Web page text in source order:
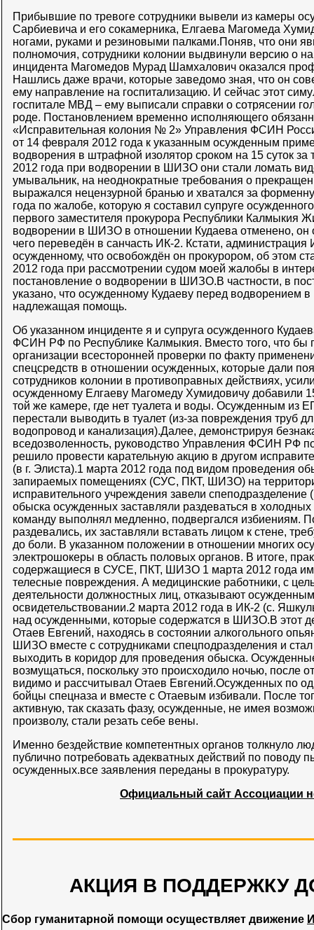
Прибывшие по тревоге сотрудники вывели из камеры
Сарбиевича и его сокамерника, Елгаева Магомеда
ногами, руками и резиновыми палками.Поняв, что они
полномочия, сотрудники колонии выдвинули версию о
инцидента Магомедов Мурад Шамхалович оказался
Нашлись даже врачи, которые заведомо зная, что он
ему направление на госпитализацию. И сейчас этот
госпитале МВД – ему выписали справки о сотрясении
роде. Постановлением временно исполняющего
«Исправительная колония № 2» Управления ФСИН
от 14 февраля 2012 года к указанным осужденным
водворения в штрафной изолятор сроком на 15 суток за
2012 года при водворении в ШИЗО они стали ломать
умывальник, на неоднократные требования о
выражался нецензурной бранью и хватался за
года по жалобе, которую я составил супруге
первого заместителя прокурора Республики Калмыкия
водворении в ШИЗО в отношении Кудаева отменено,
чего переведён в санчасть ИК-2. Кстати,
осужденному, что освобождён он прокурором, об этом
2012 года при рассмотрении судом моей жалобы в
постановление о водворении в ШИЗО.В частности, в
указано, что осужденному Кудаеву перед водворением
надлежащая помощь.
Об указанном инциденте я и супруга осужденного
ФСИН РФ по Республике Калмыкия. Вместо того, что бы
организации всесторонней проверки по факту
спецсредств в отношении осужденных, которые дали
сотрудников колонии в противоправных действиях,
осужденному Елгаеву Магомеду Хумидовичу добавили
той же камере, где нет туалета и воды. Осужденным из
перестали выводить в туалет (из-за повреждения труб
водопровод и канализация).Далее, демонстрируя
вседозволенность, руководство Управления ФСИН РФ
решило провести карательную акцию в другом
(в г. Элиста).1 марта 2012 года под видом проведения
запираемых помещениях (СУС, ПКТ, ШИЗО) на
исправительного учреждения завели
обыска осужденных заставляли раздеваться в
команду выполнял медленно, подвергался избиениям.
раздевались, их заставляли вставать лицом к стене,
до боли. В указанном положении в отношении многих
электрошокеры в область половых органов. В итоге,
содержащиеся в СУСЕ, ПКТ, ШИЗО 1 марта 2012 года
телесные повреждения. А медицинские работники, с
деятельности должностных лиц, отказывают
освидетельствовании.2 марта 2012 года в ИК-2 (с.
над осужденными, которые содержатся в ШИЗО.В этот
Отаев Евгений, находясь в состоянии алкогольного
ШИЗО вместе с сотрудниками спецподразделения и
выходить в коридор для проведения обыска.
возмущаться, поскольку это происходило ночью, после
видимо и рассчитывал Отаев Евгений.Осужденных по
бойцы спецназа и вместе с Отаевым избивали. После
активную, так сказать фазу, осужденные, не имея
произволу, стали резать себе вены.
Именно бездействие компетентных органов толкнуло
публично потребовать адекватных действий по поводу
осужденных.все заявления переданы в прокуратуру.
Официальный сайт Ассоциации
АКЦИЯ В ПОДДЕРЖКУ
Сбор гуманитарной помощи осуществляет движение